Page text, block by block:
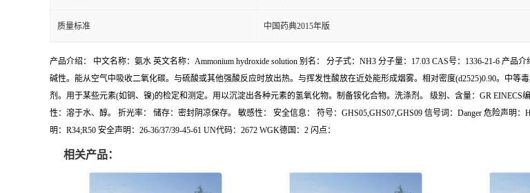
质量标准 中国药典2015年版
产品介绍： 中文名称：氨水 英文名称：Ammonium hydroxide solution 别名： 分子式：NH3 分子量：17.03 CAS号：1336-21-6 产
碱性。能从空气中吸收二氧化碳。与硫酸或其他强酸反应时放出热。与挥发性酸放在近处能形成烟雾。相对密度(d2525)0.90。中
剂。用于某些元素(如铜、镍)的检定和测定。用以沉淀出各种元素的氢氧化物。制备铵化合物。洗涤剂。 级别、含量：GR
性：溶于水、醇。 折光率： 储存：密封阴凉保存。 敏感性： 安全信息： 符号：GHS05,GHS07,GHS09 信号词：Danger 危险声明：
明：R34;R50 安全声明：26-36/37/39-45-61 UN代码：2672 WGK德国：2 闪点：
相关产品：